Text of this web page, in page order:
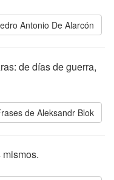
Antonio De Alarcón
de días de guerra,
de Aleksandr Blok